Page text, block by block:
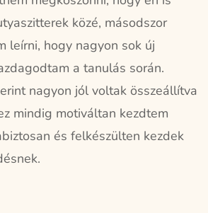
közé, másodszor
leírni, hogy nagyon sok új
a tanulás során.
nagyon jól voltak összeállítva
mindig motiváltan kezdtem
és felkészülten kezdek